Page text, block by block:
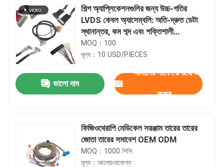
শিল্প অ্যাপ্লিকেশনগুলির জন্য উচ্চ-গতির
LVDS কেবল অ্যাসেম্বলি: অতি-দ্রুত ডেটা
স্থানান্তর, কম শব্দ এবং শক্তিশালী
নির্ভরযোগ্যতার জন্য নির্ভুল কাস্টম কেবল
ডিজাইন
MOQ：100
মূল্য：10 USD/PIECES
ভালো দাম
আমাদের সাথে যোগাযোগ
করুন
ফিজিওথেরাপি মেডিকেল সরঞ্জাম তারের তারের
জোতা তারের সমাবেশ OEM ODM
MOQ：1000 পিসি
মূল্য：আলোচনাযোগ্য